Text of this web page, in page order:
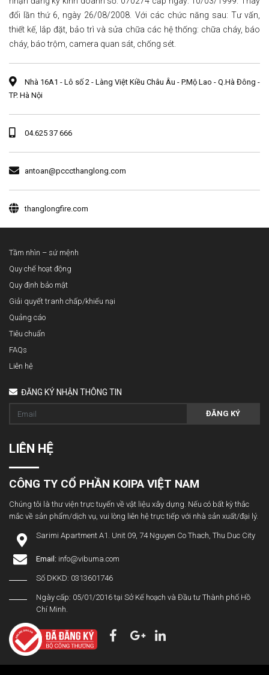
đổi lần thứ 6, ngày 26/08/2008. Với các chức năng sau: Tư vấn,
thiết kế, lắp đặt, bảo trì và sửa chữa các hệ thống: chữa cháy, báo
cháy, báo trộm, camera quan sát, chống sét.
Nhà 16A1 - Lô số 2 - Làng Việt Kiều Châu Âu - P.Mộ Lao - Q.Hà Đông -
TP. Hà Nội
04.625 37 666
antoan@pcccthanglong.com
thanglongfire.com
Tầm nhìn – sứ mệnh
Quy chế hoạt động
Quy định bảo mật
Giải quyết tranh chấp/khiếu nại
Quảng cáo
Tiêu chuẩn
FAQs
Liên hệ
ĐĂNG KÝ NHẬN THÔNG TIN
ĐĂNG KÝ
LIÊN HỆ
CÔNG TY CỔ PHẦN KOIPA VIỆT NAM
Chúng tôi là thư viện trực tuyến về vật liệu xây dựng. Nếu có bất kỳ thắc
mắc về sản phẩm/dịch vụ, vui lòng liên hệ trực tiếp với nhà sản xuất/đại lý.
Sarimi Apartment A1. Unit 09, 74 Nguyen Co Thach, Thu Duc City
Email: info@vibuma.com
Số DKKD: 0313601746
Ngày cấp: 05/01/2016 tại Sở Kế hoạch và Đầu tư Thành phố Hồ
Chí Minh.